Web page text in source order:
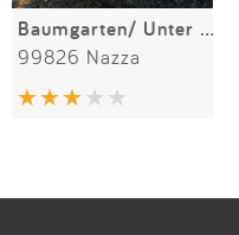
Baumgarten/ Unter den Linden
99826 Nazza